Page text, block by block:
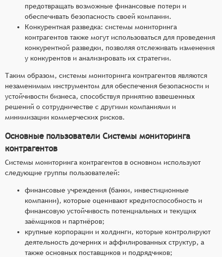
предотвращать возможные финансовые потери и
обеспечивать безопасность своей компании.
Конкурентная разведка: системы мониторинга
контрагентов также могут использоваться для проведения
конкурентной разведки, позволяя отслеживать изменения
у конкурентов и анализировать их стратегии.
Таким образом, системы мониторинга контрагентов являются
незаменимым инструментом для обеспечения безопасности и
устойчивости бизнеса, способствуя принятию взвешенных
решений о сотрудничестве с другими компаниями и
минимизации коммерческих рисков.
Основные пользователи Системы мониторинга
контрагентов
Системы мониторинга контрагентов в основном используют
следующие группы пользователей:
финансовые учреждения (банки, инвестиционные
компании), которые оценивают кредитоспособность и
финансовую устойчивость потенциальных и текущих
заёмщиков и партнёров;
крупные корпорации и холдинги, которые контролируют
деятельность дочерних и аффилированных структур, а
также основных поставщиков и подрядчиков;